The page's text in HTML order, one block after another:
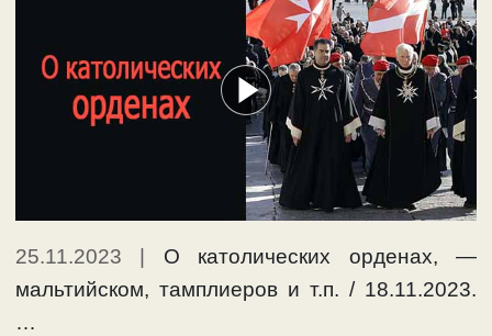
25.11.2023
О католических орденах, —
мальтийском, тамплиеров и т.п. / 18.11.2023.
…